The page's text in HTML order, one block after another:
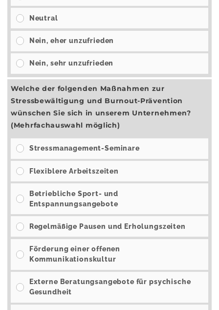
Neutral
Nein, eher unzufrieden
Nein, sehr unzufrieden
Welche der folgenden Maßnahmen zur
Stressbewältigung und Burnout-Prävention
wünschen Sie sich in unserem Unternehmen?
(Mehrfachauswahl möglich)
Stressmanagement-Seminare
Flexiblere Arbeitszeiten
Betriebliche Sport- und
Entspannungsangebote
Regelmäßige Pausen und Erholungszeiten
Förderung einer offenen
Kommunikationskultur
Externe Beratungsangebote für psychische
Gesundheit